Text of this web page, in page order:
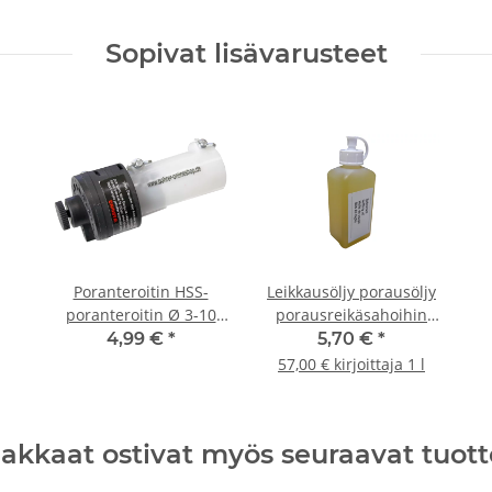
Sopivat lisävarusteet
Poranteroitin HSS-
poranteroitin Ø 3-10
mm
4,99 € *
Leikkausöljy porausöljy
porausreikäsahoihin
metallipora 100ml
5,70 € *
57,00 € kirjoittaja 1 l
ostivat myös seuraavat